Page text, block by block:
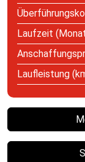
Laufzeit
Laufleistung